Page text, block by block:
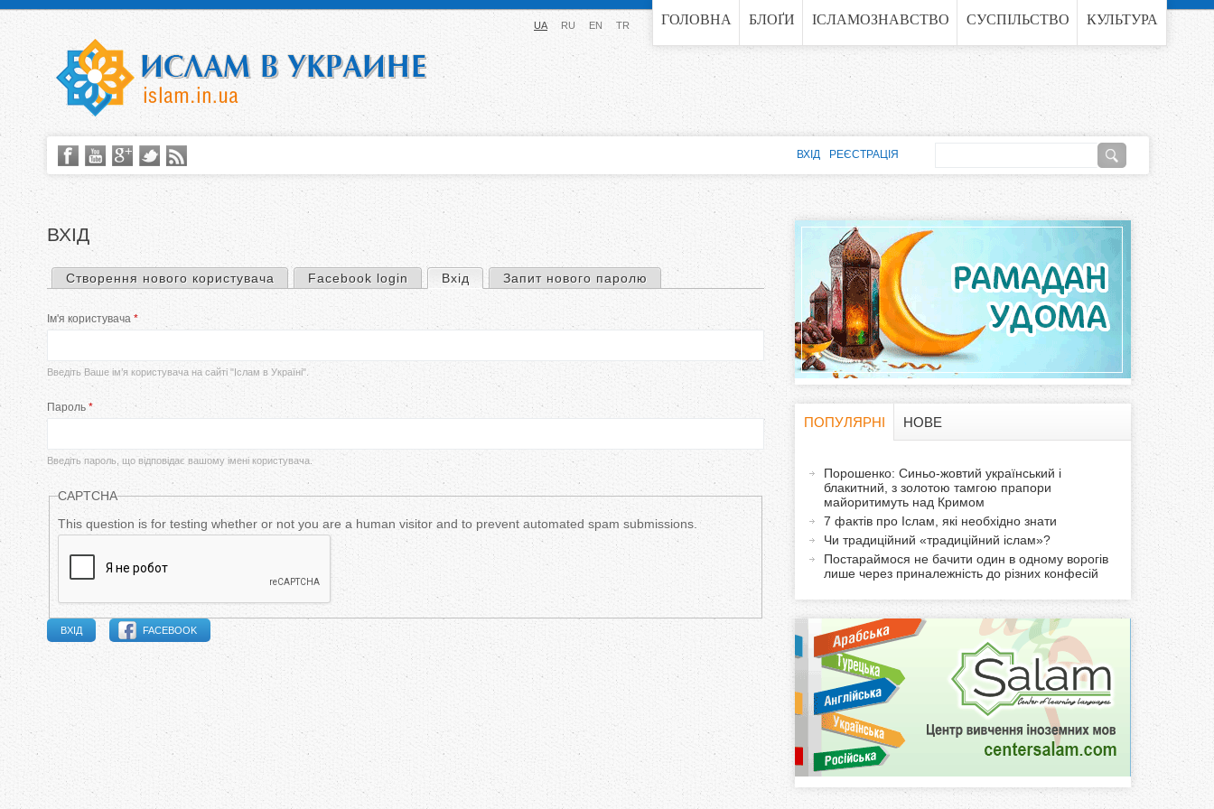
Jump to navigation ГОЛОВНА БЛОҐИ ІСЛАМОЗНАВСТВО СУСПІЛЬСТВО КУЛЬТУРА
UA RU EN TR
ВХІД
р
в
н
н
в
к
д
Створення нового користувача Facebook login Вхід (активна вкладка)
Запит нового паролю
Ім'я користувача *
Введіть Ваше ім’я користувача на сайті "Іслам в Україні".
Пароль *
Введіть пароль, що відповідає вашому імені користувача.
CAPTCHA
This question is for testing whether or not you are a human visitor and to prevent automated spam submissions.
FACEBOOK
П
о
к
о
в
а
ф
о
р
м
о
ВХІД РЕЄСТРАЦІЯ
o
a
l
ПОПУЛЯРНІ
в
а
НОВЕ
Порошенко: Синьо-жовтий український і
блакитний, з золотою тамгою прапори
майоритимуть над Кримом
7 фактів про Іслам, які необхідно знати
Чи традиційний «традиційний іслам»?
Постараймося не бачити один в одному ворогів
лише через приналежність до різних конфесій